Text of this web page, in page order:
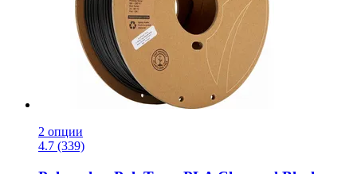
2 опции
4.7 (339)